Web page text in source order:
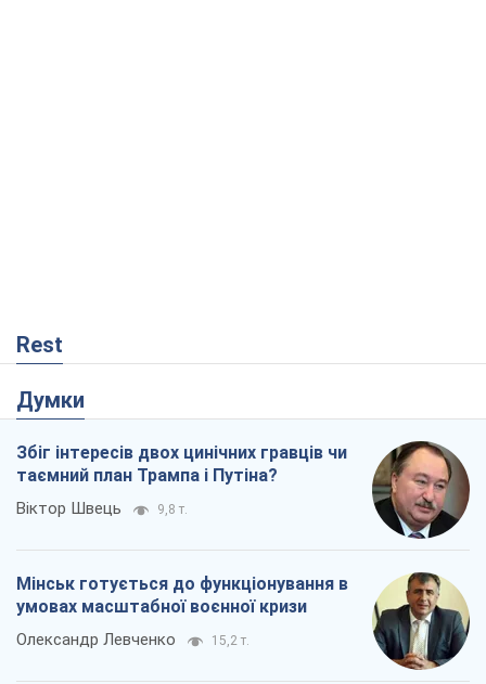
Rest
Думки
Збіг інтересів двох цинічних гравців чи
таємний план Трампа і Путіна?
Віктор Швець 9,8 т.
Мінськ готується до функціонування в
умовах масштабної воєнної кризи
Олександр Левченко 15,2 т.